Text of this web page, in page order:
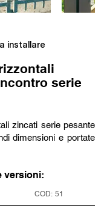
installare
serie
zincati serie pesante
dimensioni e portate
versioni:
COD: 51